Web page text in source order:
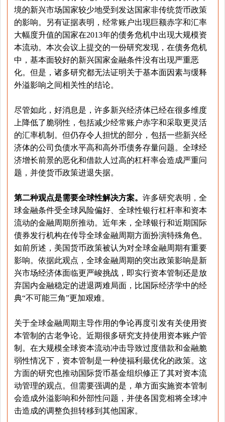
境的新兴市场国家较少地受到发达国家非传统货币政策
的影响。另有证据表明，经常账户出现巨额赤字和汇率
大幅度升值的国家在2013年的债务危机中出现大规模资
本流动。本次会议上提交的一份研究发现，在债务危机
中，基本面较好的新兴国家金融条件没有出现严重恶
化。但是，诸多研究都无法证明关于基本面因素与缓释
外溢影响之间相关性的结论。
尽管如此，好消息是，许多新兴经济体已经在很多维度
上降低了脆弱性，包括减少经常账户赤字和采取更灵活
的汇率机制。但仍存令人担忧的部分，包括一些新兴经
济体的公司负债水平高和高外币债务存量问题。全球经
济增长前景的恶化和借款人过高的杠杆率会造成严重问
题，并使货币政策进退失据。
第二种观点是需要全球性解决方案。 许多研究表明，全
球金融条件受全球风险偏好、全球性银行杠杆率和资本
流动的金融周期所推动。近年来，全球银行和近期国际
债券发行机构在传导全球金融周期方面扮演特殊角色。
如前所述，美国货币政策被认为对全球金融周期有重要
影响。依据此观点，全球金融周期的突出政策影响是新
兴市场经济体面临更严峻挑战，即实行资本管制还是放
弃国内金融稳定的进退两难局面，比国际经济学中的经
典“不可能三角”更加艰难。
关于全球金融周期主导作用的争论再度引发有关使用资
本管制的古老争论。近期很多研究支持使用资本账户管
制。在大规模全球资本流动冲击导致过度借款和金融脆
弱性情况下，资本管制是一种使福利最优化的政策。这
方面的研究也推动国际货币基金组织修正了其对资本流
动管理的观点。但需要强调的是，单方面实施资本管制
会造成外溢影响和外部性问题，并使各国竞相将全球冲
击造成的调整负担转移到其他国家。